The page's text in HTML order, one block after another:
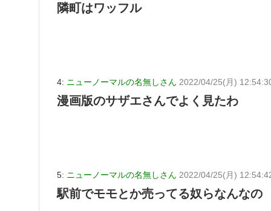
隣町はワッフル
4: ニューノーマルの名無しさん 2022/04/25(月)
漫画版のサザエさんでよく見たわ
5: ニューノーマルの名無しさん 2022/04/25(月)
駅前でモモとか売ってる奴らなんなの